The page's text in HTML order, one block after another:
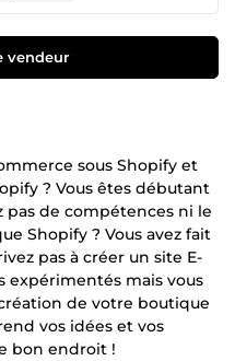
vendeur
sous Shopify et
? Vous êtes débutant
pas de compétences ni le
Shopify ? Vous avez fait
pas à créer un site E-
expérimentés mais vous
de votre boutique
vos idées et vos
bon endroit !